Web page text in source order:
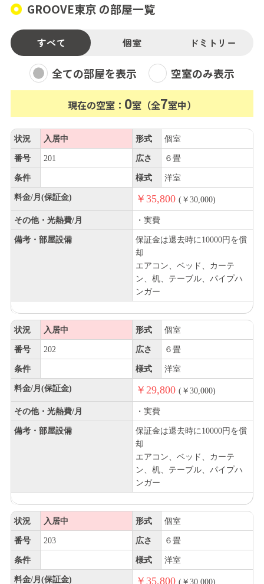
GROOVE東京 の部屋一覧
すべて 個室 ドミトリー
全ての部屋を表示 空室のみ表示
現在の空室： 0室（全7室中）
状況 入居中 形式 個室
番号 201 広さ ６畳
条件 様式 洋室
料金/月(保証金) ￥35,800 (￥30,000)
その他・光熱費/月 ・実費
備考・部屋設備
保証金は退去時に10000円を償
却
エアコン、ベッド、カーテ
ン、机、テーブル、パイプハ
ンガー
状況 入居中 形式 個室
番号 202 広さ ６畳
条件 様式 洋室
料金/月(保証金) ￥29,800 (￥30,000)
その他・光熱費/月 ・実費
備考・部屋設備
保証金は退去時に10000円を償
却
エアコン、ベッド、カーテ
ン、机、テーブル、パイプハ
ンガー
状況 入居中 形式 個室
番号 203 広さ ６畳
条件 様式 洋室
料金/月(保証金) ￥35,800 (￥30,000)